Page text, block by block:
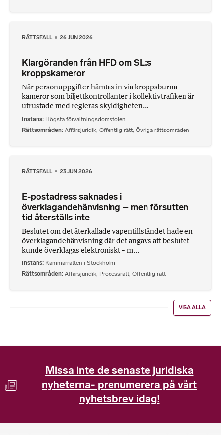
RÄTTSFALL 26 JUN 2026
Klargöranden från HFD om SL:s
kroppskameror
När personuppgifter hämtas in via kroppsburna
kameror som biljettkontrollanter i kollektivtrafiken är
utrustade med regleras skyldigheten...
Instans Högsta förvaltningsdomstolen
Rättsområden Affärsjuridik Offentlig rätt Övriga rättsområden
RÄTTSFALL 23 JUN 2026
E-postadress saknades i
överklagandehänvisning – men försutten
tid återställs inte
Beslutet om det återkallade vapentillståndet hade en
överklagandehänvisning där det angavs att beslutet
kunde överklagas elektroniskt – m...
Instans Kammarrätten i Stockholm
Rättsområden Affärsjuridik, Processrätt, Offentlig rätt
VISA ALLA
Missa inte de senaste juridiska
nyheterna- prenumerera på vårt
nyhetsbrev idag!